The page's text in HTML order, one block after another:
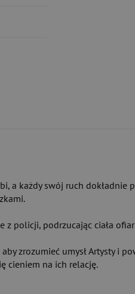
a każdy swój ruch dokładnie
policji, podrzucając ciała
zrozumieć umysł Artysty i
cieniem na ich relację.